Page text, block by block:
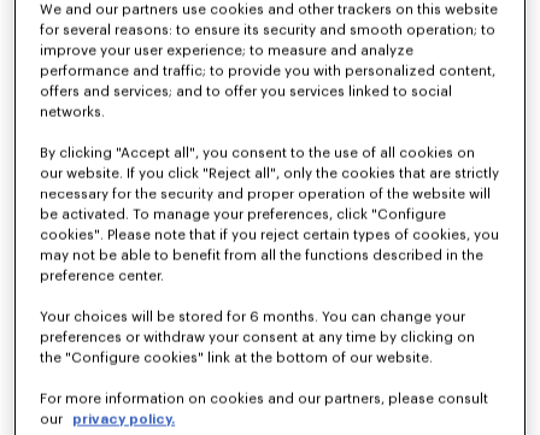
Felpa con cappuccio e cerniera in cotone a spina di pesce 'KENZO Jumping Tiger'
420 €
290 €
Novità Novità
We and our partners use cookies and other trackers on this website
for several reasons: to ensure its security and smooth operation; to
improve your user experience; to measure and analyze
performance and traffic; to provide you with personalized content,
offers and services; and to offer you services linked to social
networks.
By clicking "Accept all", you consent to the use of all cookies on
our website. If you click "Reject all", only the cookies that are strictly
necessary for the security and proper operation of the website will
be activated. To manage your preferences, click "Configure
cookies". Please note that if you reject certain types of cookies, you
may not be able to benefit from all the functions described in the
preference center.
Your choices will be stored for 6 months. You can change your
preferences or withdraw your consent at any time by clicking on
the "Configure cookies" link at the bottom of our website.
For more information on cookies and our partners, please consult
our
privacy policy.